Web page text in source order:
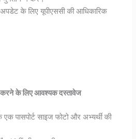
के लिए यूपीएससी की आधिकारिक
करने के लिए आवश्यक दस्तावेज
पासपोर्ट साइज फोटो और अभ्यर्थी की